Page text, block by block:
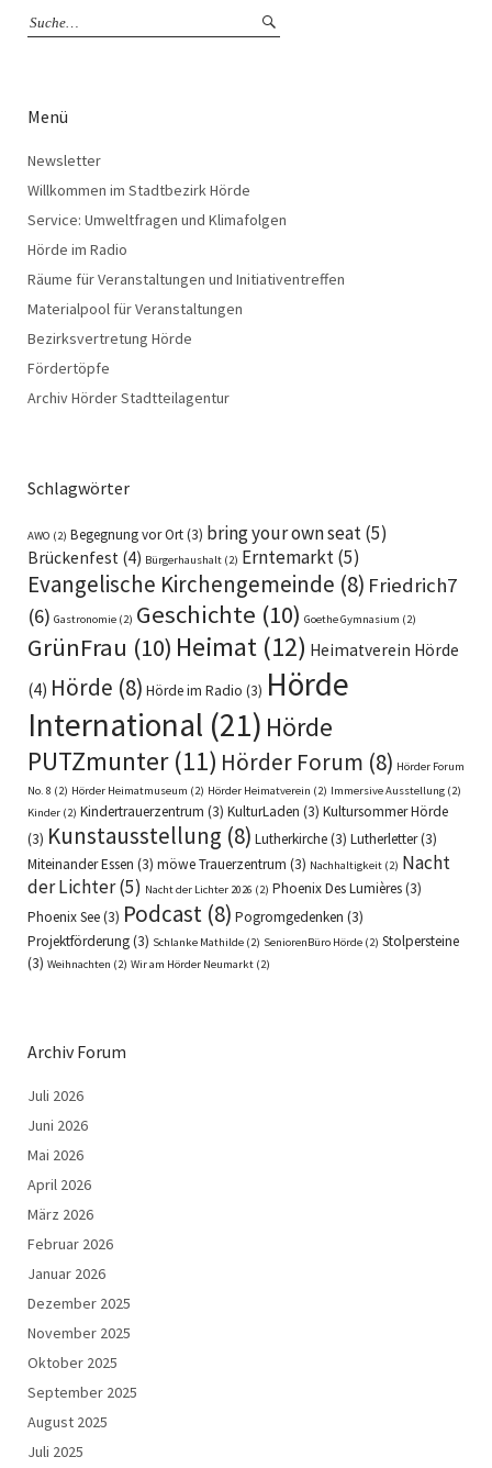
Menü
Newsletter
Willkommen im Stadtbezirk Hörde
Service: Umweltfragen und Klimafolgen
Hörde im Radio
Räume für Veranstaltungen und Initiativentreffen
Materialpool für Veranstaltungen
Bezirksvertretung Hörde
Fördertöpfe
Archiv Hörder Stadtteilagentur
Schlagwörter
AWO (2) Begegnung vor Ort(3) bring your own seat(5)
Brückenfest (4) Bürgerhaushalt (2) Erntemarkt(5)
Evangelische Kirchengemeinde (8) Friedrich7
(6) Gastronomie (2) Geschichte (10) Goethe Gymnasium (2)
GrünFrau (10) Heimat (12) Heimatverein Hörde
(4) Hörde (8) Hörde im Radio (3) Hörde
International (21) Hörde
PUTZmunter(11) Hörder Forum (8) Hörder Forum
No. 8 (2) Hörder Heimatmuseum (2) Hörder Heimatverein (2) Immersive Ausstellung (2)
Kinder (2) Kindertrauerzentrum (3) KulturLaden (3) Kultursommer Hörde
(3) Kunstausstellung (8) Lutherkirche(3) Lutherletter(3)
Miteinander Essen (3) möwe Trauerzentrum (3) Nachhaltigkeit (2) Nacht
der Lichter(5) Nacht der Lichter 2026 (2) Phoenix Des Lumières(3)
Phoenix See(3) Podcast (8) Pogromgedenken (3)
Projektförderung(3) Schlanke Mathilde (2) SeniorenBüro Hörde (2) Stolpersteine
(3) Weihnachten (2) Wir am Hörder Neumarkt (2)
Archiv Forum
Juli 2026
Juni 2026
Mai 2026
April 2026
März 2026
Februar 2026
Januar 2026
Dezember 2025
November 2025
Oktober 2025
September 2025
August 2025
Juli 2025